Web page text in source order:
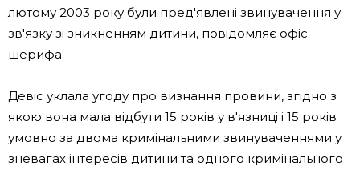
лютому 2003 року були пред'явлені звинувачення у
зв'язку зі зникненням дитини, повідомляє офіс
шерифа.
Девіс уклала угоду про визнання провини, згідно з
якою вона мала відбути 15 років у в'язниці і 15 років
умовно за двома кримінальними звинуваченнями у
зневагах інтересів дитини та одного кримінального